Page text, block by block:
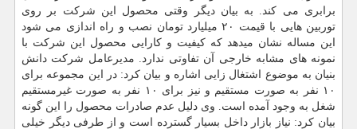
برابری می كند. به بیان دیگر وقتی محصول این شركت بر روی
توربین هایی با قیمت ۲۰ میلیارد تومان نصب و راه اندازی می شود
این مساله نشان میدهد كه كیفیت و كارایی محصول این شركت با
نمونه های مشابه خارجی آن تفاوتی ندارد. مدیرعامل شركت دانش
بنیان به موضوع اشتغال زایی اشاره و بیان كرد: در این مجموعه برای
۱۰ نفر به صورت مستقیم و نیز برای ۱۰ نفر به صورت غیرمستقیم
شغل به وجود آمده است. وی دلیل عدم صادرات محصول را این گونه
بیان كرد: نیاز بازار داخل بسیار گسترده است و از طرفی دیگر خیلی